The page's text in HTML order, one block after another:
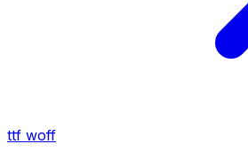
ttf woff